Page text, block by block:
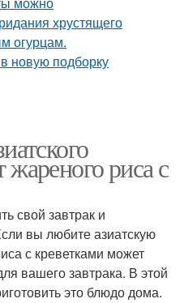
жареного риса с
свой завтрак и
вы любите азиатскую
с креветками может
вашего завтрака. В этой
это блюдо дома.